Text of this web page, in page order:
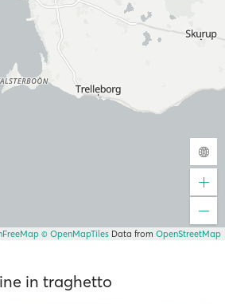
© OpenMapTiles Data from OpenStreetMap
in traghetto